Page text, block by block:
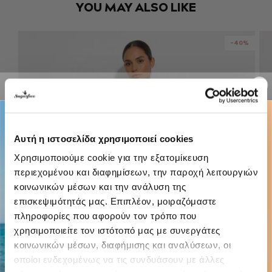
Αυτή η ιστοσελίδα χρησιμοποιεί cookies
Χρησιμοποιούμε cookie για την εξατομίκευση
περιεχομένου και διαφημίσεων, την παροχή λειτουργιών
κοινωνικών μέσων και την ανάλυση της
επισκεψιμότητάς μας. Επιπλέον, μοιραζόμαστε
πληροφορίες που αφορούν τον τρόπο που
χρησιμοποιείτε τον ιστότοπό μας με συνεργάτες
κοινωνικών μέσων, διαφήμισης και αναλύσεων, οι
οποίοι ενδεχομένως να τις συνδυάσουν με άλλες
YOU MAY ALSO LIKE
-40%